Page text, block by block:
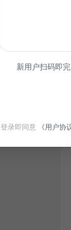
新用户扫码即
登录即同意 《用户协